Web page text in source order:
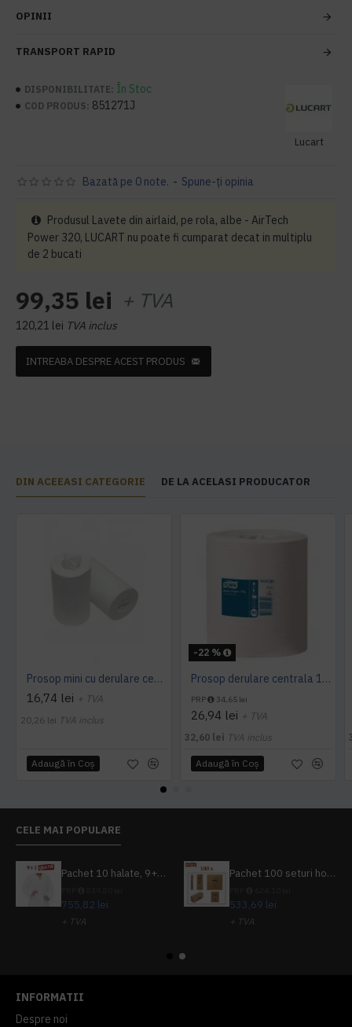
OPINII
TRANSPORT RAPID
DISPONIBILITATE: În Stoc
COD PRODUS: 851271J
Lucart
Bazată pe 0 note. - Spune-ţi opinia
99,35 lei + TVA
120,21 lei TVA inclus
Produsul Lavete din airlaid, pe rola, albe - AirTech
Power 320, LUCART nu poate fi cumparat decat in multiplu
de 2 bucati
INTREABA DESPRE ACEST PRODUS
DIN ACEEASI CATEGORIE DE LA ACELASI PRODUCATOR
Prosop mini cu derulare centrala 1 pliu, 120 m Tork
16,74 lei + TVA
20,26 lei TVA inclus
Adaugă în Coş
-22 %
Prosop derulare centrala 1 pliu, 300 m Tork
PRP 34,65 lei
26,94 lei + TVA
32,60 lei TVA inclus
Adaugă în Coş
CELE MAI POPULARE
Pachet 10 halate, 9+1 gratuit
755,82 lei
+ TVA
Pachet 100 seturi hoteliere, set dentar, set barbierit, casca de dus, pila unghii, set cusut
533,69 lei
+ TVA
INFORMATII
Despre noi